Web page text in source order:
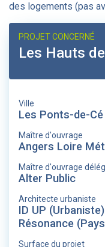
des logements (pas
PROJET CONCERNÉ
Les Hauts
Ville
Les Ponts-de-Cé
Maître d'ouvrage
Angers Loire
Maître d'ouvrage
Alter Public
Architecte urbaniste
ID UP
Résonance
Surface du projet